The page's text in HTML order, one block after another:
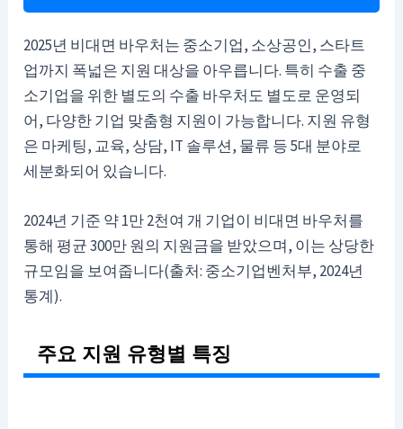
2025년 비대면 바우처는 중소기업, 소상공인, 스타트
업까지 폭넓은 지원 대상을 아우릅니다. 특히 수출 중
소기업을 위한 별도의 수출 바우처도 별도로 운영되
어, 다양한 기업 맞춤형 지원이 가능합니다. 지원 유형
은 마케팅, 교육, 상담, IT 솔루션, 물류 등 5대 분야로
세분화되어 있습니다.
2024년 기준 약 1만 2천여 개 기업이 비대면 바우처를
통해 평균 300만 원의 지원금을 받았으며, 이는 상당한
규모임을 보여줍니다(출처: 중소기업벤처부, 2024년
통계).
주요 지원 유형별 특징